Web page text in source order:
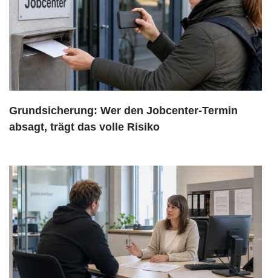
Grundsicherung: Wer den Jobcenter-Termin
absagt, trägt das volle Risiko